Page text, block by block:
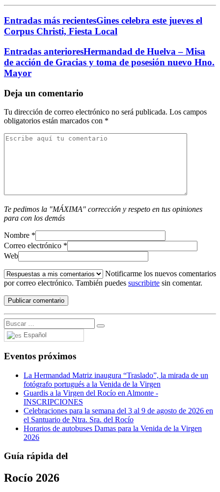
Entradas más recientesGines celebra este jueves el
Corpus Christi, Fiesta Local
Entradas anterioresHermandad de Huelva – Misa
de acción de Gracias y toma de posesión nuevo Hno.
Mayor
Deja un comentario
Tu dirección de correo electrónico no será publicada. Los campos
obligatorios están marcados con *
Te pedimos la "MÁXIMA" corrección y respeto en tus opiniones
para con los demás
Nombre *
Correo electrónico *
Web
Notificarme los nuevos comentarios
por correo electrónico. También puedes suscribirte sin comentar.
Español
Eventos próximos
La Hermandad Matriz inaugura “Traslado”, la mirada de un
fotógrafo portugués a la Venida de la Virgen
Guardis a la Virgen del Rocío en Almonte -
INSCRIPCIONES
Celebraciones para la semana del 3 al 9 de agosto de 2026 en
el Santuario de Ntra. Sra. del Rocío
Horarios de autobuses Damas para la Venida de la Virgen
2026
Guía rápida del
Rocío 2026